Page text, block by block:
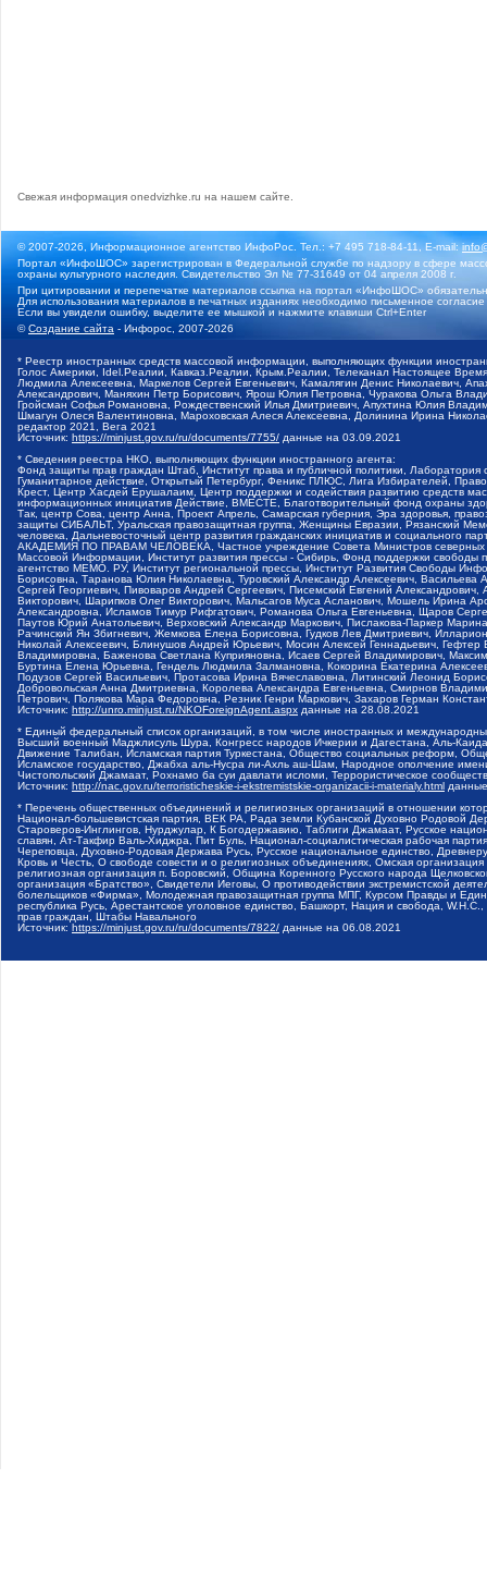
Свежая информация onedvizhke.ru на нашем сайте
© 2007-2026, Информационное агентство ИнфоРос. Тел.: +7 495 718-84-11, E-mail:
Портал «ИнфоШОС» зарегистрирован в Федеральной службе по надзору в сфере
охраны культурного наследия. Свидетельство Эл № 77-31649 от 04 апреля 2008 г.
При цитировании и перепечатке материалов ссылка на портал «ИнфоШОС»
Для использования материалов в печатных изданиях необходимо письменное
Если вы увидели ошибку, выделите ее мышкой и нажмите клавиши Ctrl+Enter
©Создание сайта - Инфорос, 2007-2026
* Реестр иностранных средств массовой информации, выполняющих функции
Голос Америки, Idel.Реалии, Кавказ.Реалии, Крым.Реалии, Телеканал Настоящее
Людмила Алексеевна, Маркелов Сергей Евгеньевич, Камалягин Денис Николаевич,
Александрович, Маняхин Петр Борисович, Ярош Юлия Петровна, Чуракова Ольга
Гройсман Софья Романовна, Рождественский Илья Дмитриевич, Апухтина Юлия
Шмагун Олеся Валентиновна, Мароховская Алеся Алексеевна, Долинина Ирина
редактор 2021, Вега 2021
Источник: https://minjust.gov.ru/ru/documents/7755/ данные на 03.09.2021
* Сведения реестра НКО, выполняющих функции иностранного агента:
Фонд защиты прав граждан Штаб, Институт права и публичной политики,
Гуманитарное действие, Открытый Петербург, Феникс ПЛЮС, Лига Избирателей,
Крест, Центр Хасдей Ерушалаим, Центр поддержки и содействия развитию средств
информационных инициатив Действие, ВМЕСТЕ, Благотворительный фонд охраны
Так, центр Сова, центр Анна, Проект Апрель, Самарская губерния, Эра здоровья,
защиты СИБАЛЬТ, Уральская правозащитная группа, Женщины Евразии, Рязанский
человека, Дальневосточный центр развития гражданских инициатив и социального
АКАДЕМИЯ ПО ПРАВАМ ЧЕЛОВЕКА, Частное учреждение Совета Министров северных
Массовой Информации, Институт развития прессы - Сибирь, Фонд поддержки
агентство МЕМО. РУ, Институт региональной прессы, Институт Развития Свободы
Борисовна, Таранова Юлия Николаевна, Туровский Александр Алексеевич,
Сергей Георгиевич, Пивоваров Андрей Сергеевич, Писемский Евгений
Викторович, Шарипков Олег Викторович, Мальсагов Муса Асланович, Мошель Ирина
Александровна, Исламов Тимур Рифгатович, Романова Ольга Евгеньевна, Щаров
Паутов Юрий Анатольевич, Верховский Александр Маркович, Пислакова-Паркер
Рачинский Ян Збигневич, Жемкова Елена Борисовна, Гудков Лев Дмитриевич,
Николай Алексеевич, Блинушов Андрей Юрьевич, Мосин Алексей Геннадьевич,
Владимировна, Баженова Светлана Куприяновна, Исаев Сергей Владимирович,
Буртина Елена Юрьевна, Гендель Людмила Залмановна, Кокорина Екатерина
Подузов Сергей Васильевич, Протасова Ирина Вячеславовна, Литинский Леонид
Добровольская Анна Дмитриевна, Королева Александра Евгеньевна, Смирнов
Петрович, Полякова Мара Федоровна, Резник Генри Маркович, Захаров Герман
Источник: http://unro.minjust.ru/NKOForeignAgent.aspx данные на 28.08.2021
* Единый федеральный список организаций, в том числе иностранных и
Высший военный Маджлисуль Шура, Конгресс народов Ичкерии и Дагестана, Аль-
Движение Талибан, Исламская партия Туркестана, Общество социальных реформ,
Исламское государство, Джабха аль-Нусра ли-Ахль аш-Шам, Народное ополчение
Чистопольский Джамаат, Рохнамо ба суи давлати исломи, Террористическое
Источник: http://nac.gov.ru/terroristicheskie-i-ekstremistskie-organizacii-i-materialy.html
* Перечень общественных объединений и религиозных организаций в отношении
Национал-большевистская партия, ВЕК РА, Рада земли Кубанской Духовно Родовой
Староверов-Инглингов, Нурджулар, К Богодержавию, Таблиги Джамаат, Русское
славян, Ат-Такфир Валь-Хиджра, Пит Буль, Национал-социалистическая рабочая
Череповца, Духовно-Родовая Держава Русь, Русское национальное единство,
Кровь и Честь, О свободе совести и о религиозных объединениях, Омская
религиозная организация п. Боровский, Община Коренного Русского народа
организация «Братство», Свидетели Иеговы, О противодействии экстремистской
болельщиков «Фирма», Молодежная правозащитная группа МПГ, Курсом Правды и
республика Русь, Арестантское уголовное единство, Башкорт, Нация и свобода,
прав граждан, Штабы Навального
Источник: https://minjust.gov.ru/ru/documents/7822/ данные на 06.08.2021